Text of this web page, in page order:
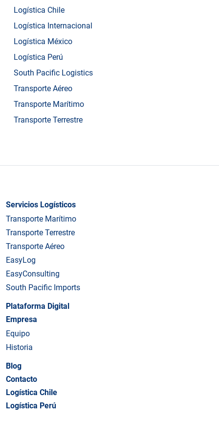
Logística Chile
Logística Internacional
Logística México
Logística Perú
South Pacific Logistics
Transporte Aéreo
Transporte Marítimo
Transporte Terrestre
Servicios Logísticos
Transporte Marítimo
Transporte Terrestre
Transporte Aéreo
EasyLog
EasyConsulting
South Pacific Imports
Plataforma Digital
Empresa
Equipo
Historia
Blog
Contacto
Logística Chile
Logística Perú